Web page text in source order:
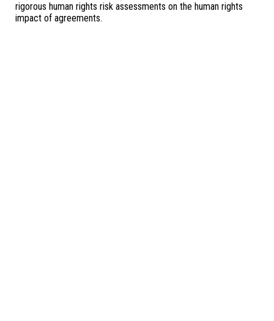
rigorous human rights risk assessments on the human rights
impact of agreements.